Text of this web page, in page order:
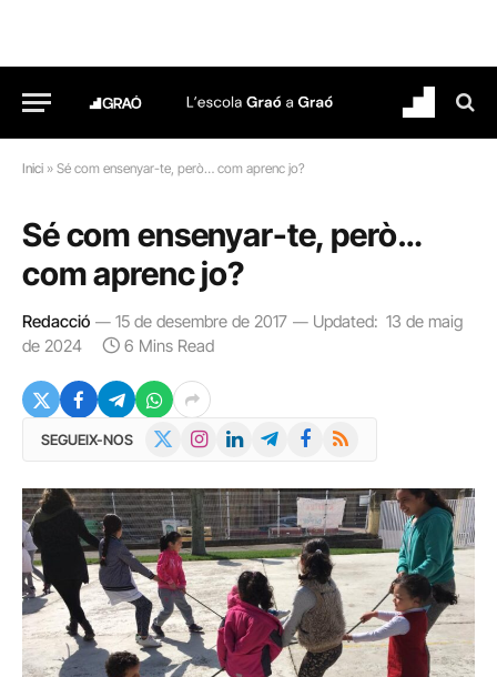
Inici » Sé com ensenyar-te, però… com aprenc jo?
Sé com ensenyar-te, però…
com aprenc jo?
Redacció 15 de desembre de 2017 Updated: 13 de maig
de 2024
6 Mins Read
SEGUEIX-NOS InstagramLinkedInTelegramFacebook
RSS